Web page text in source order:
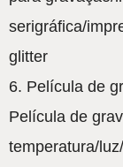
serigráfica/
glitter
6. Película de
Película de
temperatura/